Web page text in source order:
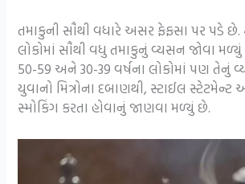
તમાકુની સૌથી વધારે અસર ફેફસા પર પડે છે.
લોકોમાં સૌથી વધુ તમાકુનું વ્યસન જોવા
50-59 અને 30-39 વર્ષના લોકોમાં પણ તેનું
યુવાનો મિત્રોના દબાણથી, સ્ટાઈલ સ્ટેટમેન્ટ
સ્મોકિંગ કરતા હોવાનું જાણવા મળ્યું છે.